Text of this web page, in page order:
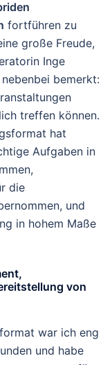
fortführen zu
große Freude,
Inge
bemerkt:
treffen können.
hat
Aufgaben in
die
und
in hohem Maße
von
war ich eng
und habe